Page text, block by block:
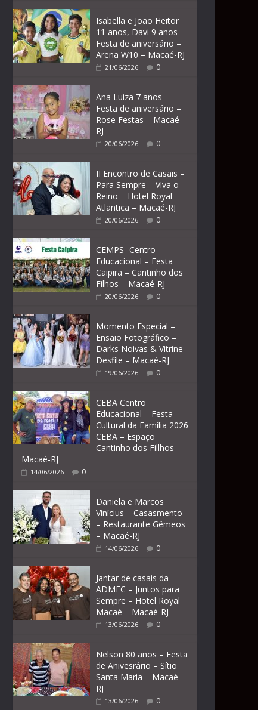
Isabella e João Heitor
11 anos, Davi 9 anos
Festa de aniversário –
Arena W10 – Macaé-RJ
21/06/2026 0
Ana Luiza 7 anos –
Festa de aniversário –
Rose Festas – Macaé-
RJ
20/06/2026 0
II Encontro de Casais –
Para Sempre – Viva o
Reino – Hotel Royal
Atlantica – Macaé-RJ
20/06/2026 0
CEMPS- Centro
Educacional – Festa
Caipira – Cantinho dos
Filhos – Macaé-RJ
20/06/2026 0
Momento Especial –
Ensaio Fotográfico –
Darks Noivas & Vitrine
Desfile – Macaé-RJ
19/06/2026 0
CEBA Centro
Educacional – Festa
Cultural da Família 2026
CEBA – Espaço
Cantinho dos Fillhos –
Macaé-RJ
14/06/2026 0
Daniela e Marcos
Vinícius – Casasmento
– Restaurante Gêmeos
– Macaé-RJ
14/06/2026 0
Jantar de casais da
ADMEC – Juntos para
Sempre – Hotel Royal
Macaé – Macaé-RJ
13/06/2026 0
Nelson 80 anos – Festa
de Anivesrário – Sítio
Santa Maria – Macaé-
RJ
13/06/2026 0